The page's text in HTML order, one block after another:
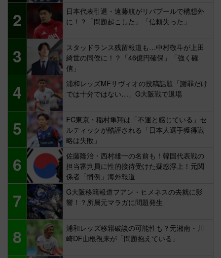
2
日本代表引退・遠藤航がリバプールで構想外
に！？「問題起こした」「信頼失った」
3
スタッドランス残留報道も…中村敬斗が上田
綺世の同僚に！？「46億円確保」「強く確
信」
4
浦和レッズMFサヴィオの投稿話題「謝罪だけ
では十分ではない…」G大阪戦で退場
5
FC東京・稲村隼翔は「不運と感じている」セ
ルティックが酷評される「日本人選手獲得戦
略は失敗」
6
佐藤隆治・西村雄一の名前も！韓国代表戦の
担当審判員に性的接待受けた疑惑浮上！元関
係者「慣例」海外報道
7
G大阪移籍報道フアン・ヒメネスの去就に影
響！？所属元マラガに問題発生
8
浦和レッズ移籍破談の可能性も？元湘南・川
崎DF山根視来が「問題抱えている」